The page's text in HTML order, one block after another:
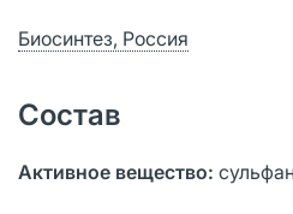
Биосинтез, Россия
Состав
Активное вещество: